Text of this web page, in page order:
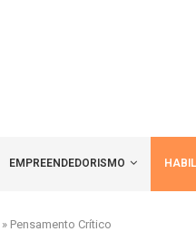
EMPREENDEDORISMO
» Pensamento Crítico